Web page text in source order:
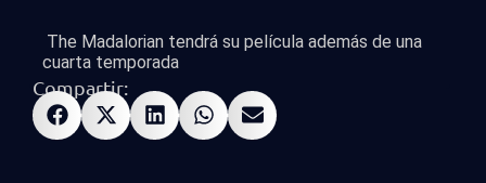
The Madalorian tendrá su película además de una
cuarta temporada
Compartir: